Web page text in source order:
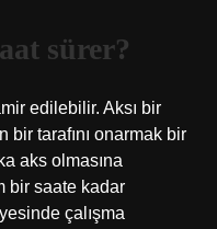
sürer?
edilebilir. Aksı bir
bir tarafını onarmak bir
aks olmasına
bir saate kadar
çalışma